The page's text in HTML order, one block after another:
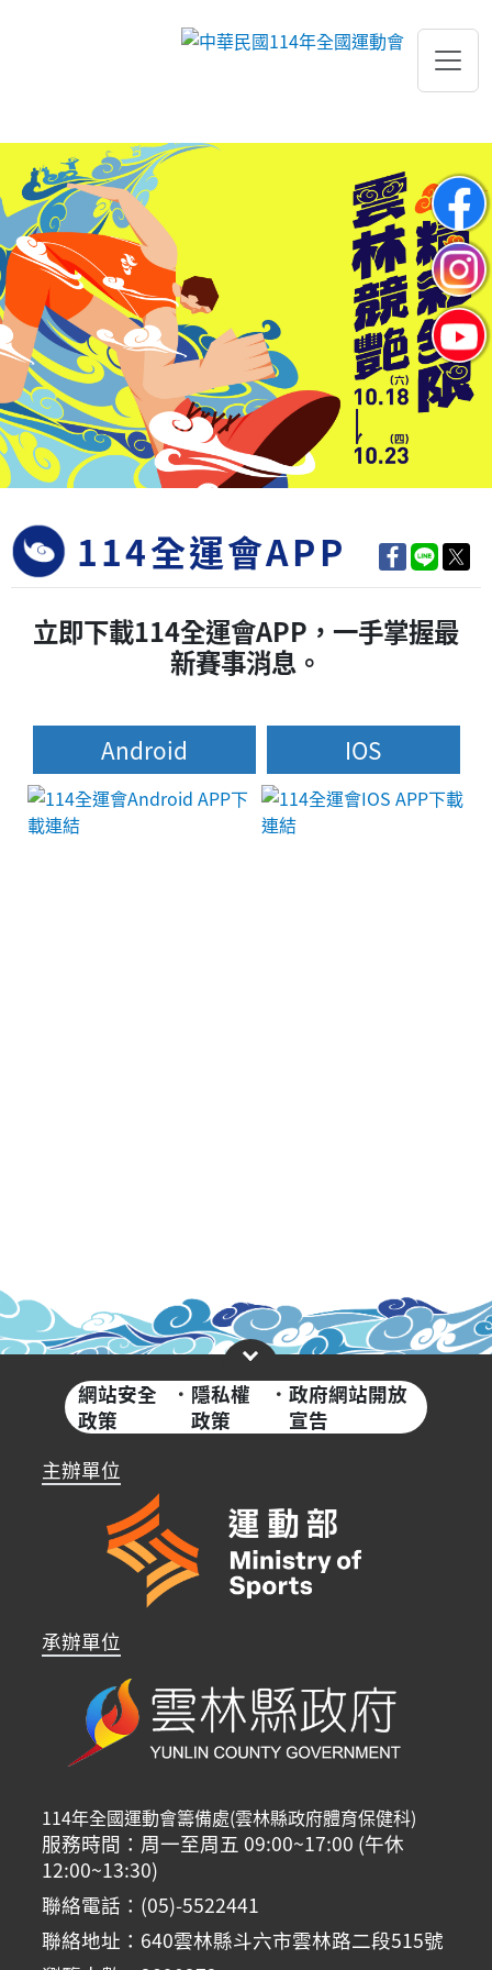
跳到主要內容
114全運會APP
立即下載114全運會APP，一手掌握最
新賽事消息。
Android IOS
網站安全
政策
· 隱私權
政策
·政府網站開放
宣告
主辦單位
承辦單位
114年全國運動會籌備處(雲林縣政府體育保健科)
服務時間：周一至周五 09:00~17:00 (午休
12:00~13:30)
聯絡電話：(05)-5522441
聯絡地址：640雲林縣斗六市雲林路二段515號